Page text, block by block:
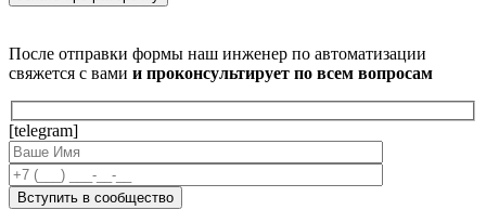
После отправки формы наш инженер по автоматизации
свяжется с вами и проконсультирует по всем вопросам
[telegram]